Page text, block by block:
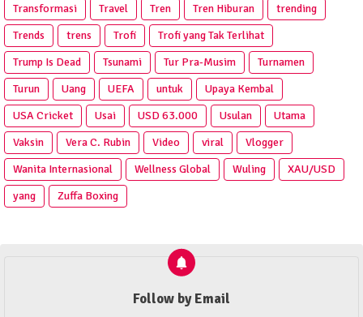
Transformasi
Travel Tren Tren Hiburan
trending
Trends
trens Trofi
Trofi yang Tak Terlihat
Trump Is Dead
Tsunami Tur Pra‑Musim
Turnamen
Turun
Uang UEFA untuk
Upaya Kembal
USA Cricket
Usai USD 63.000 Usulan
Utama
Vaksin
Vera C. Rubin Video viral
Vlogger
Wanita Internasional
Wellness Global Wuling
XAU/USD
yang
Zuffa Boxing
Follow by Email